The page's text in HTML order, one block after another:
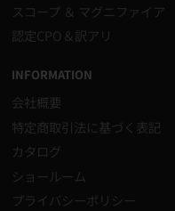
スコープ ＆ マグニファイア
認定CPO＆訳アリ
INFORMATION
会社概要
特定商取引法に基づく表記
カタログ
ショールーム
プライバシーポリシー